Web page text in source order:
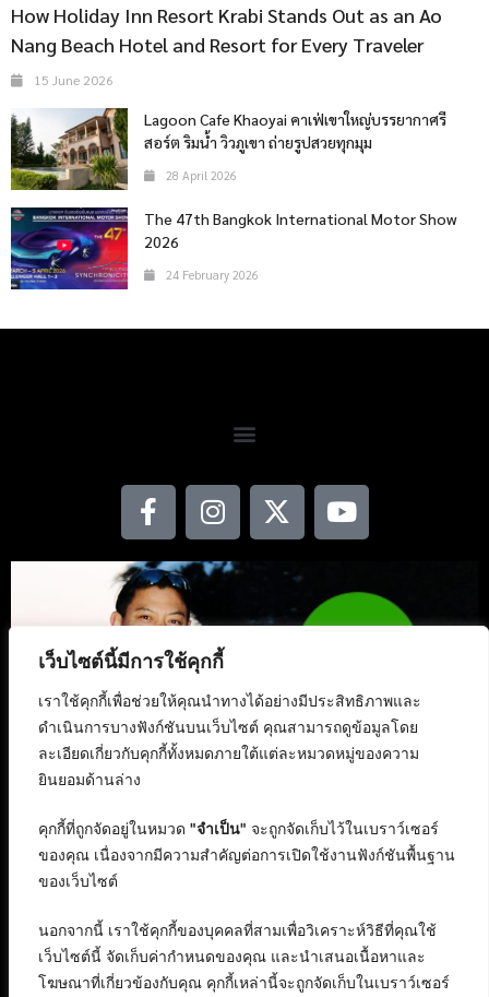
เว็บไซต์นี้มีการใช้คุกกี้
เราใช้คุกกี้เพื่อช่วยให้คุณนำทางได้อย่างมีประสิทธิภาพและ
ดำเนินการบางฟังก์ชันบนเว็บไซต์ คุณสามารถดูข้อมูลโดย
ละเอียดเกี่ยวกับคุกกี้ทั้งหมดภายใต้แต่ละหมวดหมู่ของความ
ยินยอมด้านล่าง
คุกกี้ที่ถูกจัดอยู่ในหมวด "จำเป็น" จะถูกจัดเก็บไว้ในเบราว์เซอร์
ของคุณ เนื่องจากมีความสำคัญต่อการเปิดใช้งานฟังก์ชันพื้นฐาน
ของเว็บไซต์
นอกจากนี้ เราใช้คุกกี้ของบุคคลที่สามเพื่อวิเคราะห์วิธีที่คุณใช้
เว็บไซต์นี้ จัดเก็บค่ากำหนดของคุณ และนำเสนอเนื้อหาและ
โฆษณาที่เกี่ยวข้องกับคุณ คุกกี้เหล่านี้จะถูกจัดเก็บในเบราว์เซอร์
How Holiday Inn Resort Krabi Stands Out as an Ao
Nang Beach Hotel and Resort for Every Traveler
15 June 2026
Lagoon Cafe Khaoyai คาเฟ่เขาใหญ่บรรยากาศรี
สอร์ต ริมน้ำ วิวภูเขา ถ่ายรูปสวยทุกมุม
28 April 2026
The 47th Bangkok International Motor Show
2026
24 February 2026